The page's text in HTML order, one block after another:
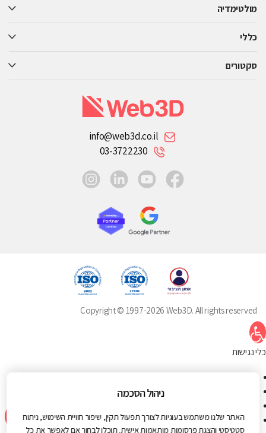
מולטימדיה
כללי
סקטורים
info@web3d.co.il
03-3722230
facebook
youtube
linkedin
Copyright © 1997-2026 Web3D. All rights reserved
פתח סרגל נגישות
כלי נגישות
ניגודיות גבוהה
ניהול הסכמה
האתר שלנו משתמש בעוגיות לצורך תפעול תקין, שיפור חוויית השימוש, ניתוח
סטטיסטי והצגת פרסומות מותאמות אישית. תוכלו לבחור אם לאפשר את כל